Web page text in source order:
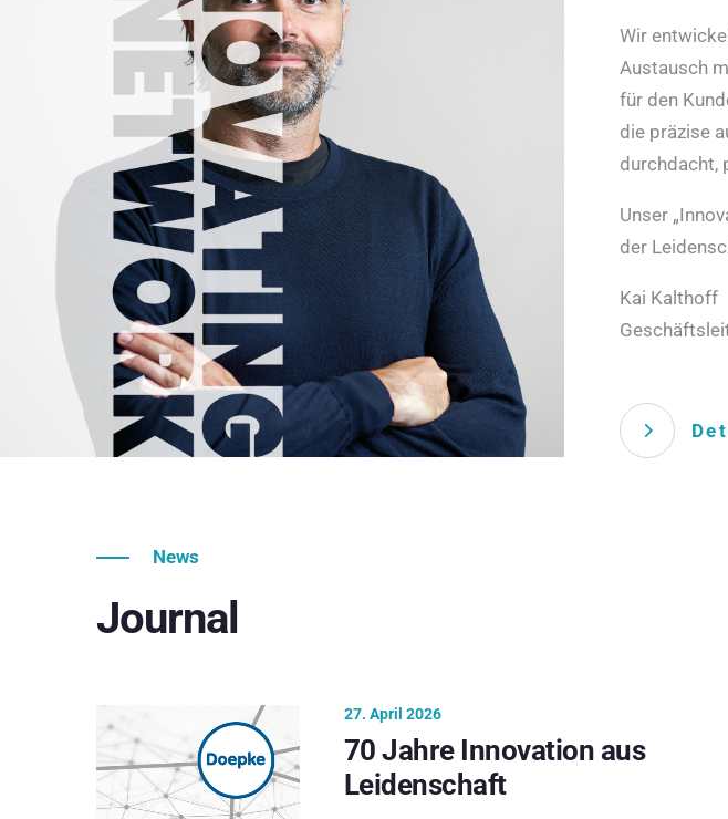
Wir
Austausch
für den
die präzise
durchdacht,
Unser
der
Kai Kalthoff
News
Journal
27. April 2026
70 Jahre Innovation aus
Leidenschaft